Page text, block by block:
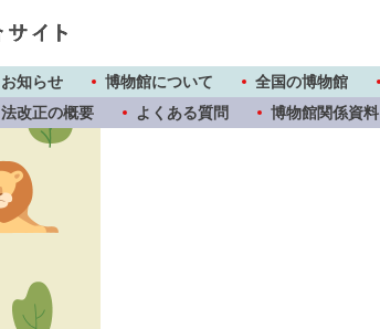
お知らせ 博物館について 全国の博物館
法改正の概要 よくある質問 博物館関係資料